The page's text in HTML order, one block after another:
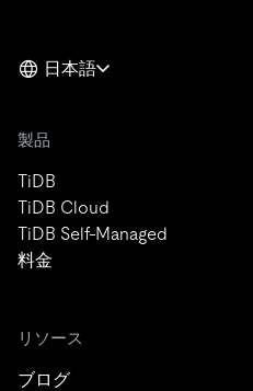
日本語
製品
TiDB
TiDB Cloud
TiDB Self-Managed
料金
リソース
ブログ